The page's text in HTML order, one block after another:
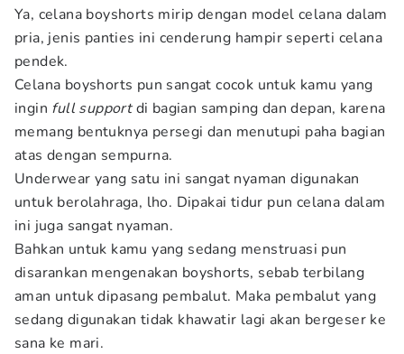
Ya, celana boyshorts mirip dengan model celana dalam
pria, jenis panties ini cenderung hampir seperti celana
pendek.
Celana boyshorts pun sangat cocok untuk kamu yang
ingin full supportdi bagian samping dan depan, karena
memang bentuknya persegi dan menutupi paha bagian
atas dengan sempurna.
Underwear yang satu ini sangat nyaman digunakan
untuk berolahraga, lho. Dipakai tidur pun celana dalam
ini juga sangat nyaman.
Bahkan untuk kamu yang sedang menstruasi pun
disarankan mengenakan boyshorts, sebab terbilang
aman untuk dipasang pembalut. Maka pembalut yang
sedang digunakan tidak khawatir lagi akan bergeser ke
sana ke mari.